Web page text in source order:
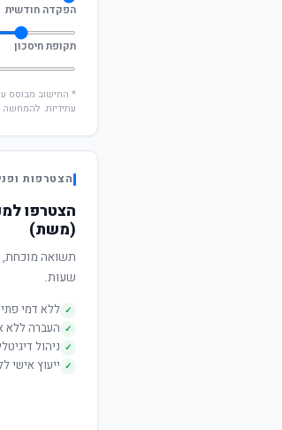
הפקדה חודשית
תקופת חיסכון
עתידיות. להמחשה
הצטרפות
הצטרפו
(משת)
שעות.
✓ ללא דמי
✓ העברה ללא
✓ ניהול
✓ ייעוץ אישי